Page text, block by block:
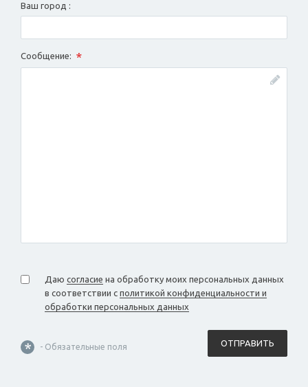
Ваш город :
Сообщение: *
Даю согласие на обработку моих персональных данных
в соответствии с политикой конфиденциальности и
обработки персональных данных
* - Обязательные поля ОТПРАВИТЬ